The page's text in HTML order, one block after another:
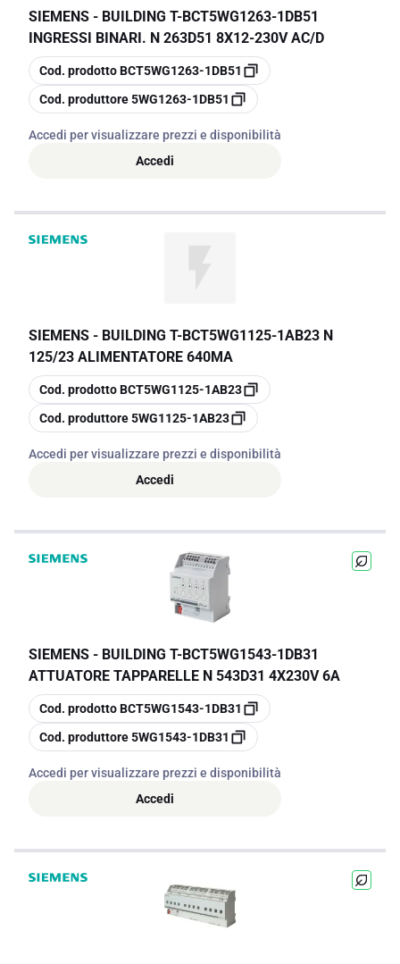
SIEMENS - BUILDING T-BCT5WG1263-1DB51
INGRESSI BINARI. N 263D51 8X12-230V AC/D
copia
Cod. prodottoBCT5WG1263-1DB51
copia
Cod. produttore5WG1263-1DB51
Accedi per visualizzare prezzi e disponibilità
Accedi
SIEMENS - BUILDING T-BCT5WG1125-1AB23 N
125/23 ALIMENTATORE 640MA
copia
Cod. prodottoBCT5WG1125-1AB23
copia
Cod. produttore5WG1125-1AB23
Accedi per visualizzare prezzi e disponibilità
Accedi
SIEMENS - BUILDING T-BCT5WG1543-1DB31
ATTUATORE TAPPARELLE N 543D31 4X230V 6A
copia
Cod. prodottoBCT5WG1543-1DB31
copia
Cod. produttore5WG1543-1DB31
Accedi per visualizzare prezzi e disponibilità
Accedi